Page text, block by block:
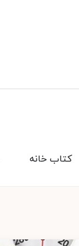
کتاب خانه